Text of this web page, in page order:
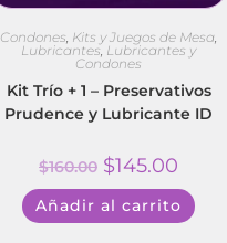
Condones Kits y Juegos de Mesa
Lubricantes Lubricantes y
Condones
Kit Trío + 1 – Preservativos
Prudence y Lubricante ID
$160.00 $145.00
Añadir al carrito